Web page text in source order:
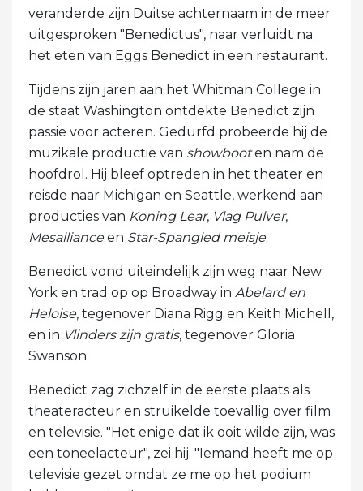
veranderde zijn Duitse achternaam in de meer
uitgesproken "Benedictus", naar verluidt na
het eten van Eggs Benedict in een restaurant.
Tijdens zijn jaren aan het Whitman College in
de staat Washington ontdekte Benedict zijn
passie voor acteren. Gedurfd probeerde hij de
muzikale productie van showbooten nam de
hoofdrol. Hij bleef optreden in het theater en
reisde naar Michigan en Seattle, werkend aan
producties van Koning Lear, Vlag Pulver,
Mesallianceen Star-Spangled meisje.
Benedict vond uiteindelijk zijn weg naar New
York en trad op op Broadway in Abelard en
Heloise, tegenover Diana Rigg en Keith Michell,
en in Vlinders zijn gratis, tegenover Gloria
Swanson.
Benedict zag zichzelf in de eerste plaats als
theateracteur en struikelde toevallig over film
en televisie. "Het enige dat ik ooit wilde zijn, was
een toneelacteur", zei hij. "Iemand heeft me op
televisie gezet omdat ze me op het podium